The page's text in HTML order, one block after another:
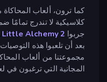
كما ترون، ألعاب المحاكاة
كلاسيكية لا تندرج تمامًا
جربوا Little Alchemy 2
بعد أن تلعبوا هذه
مجموعتنا من ألعاب
المجانية التي ترغبون في